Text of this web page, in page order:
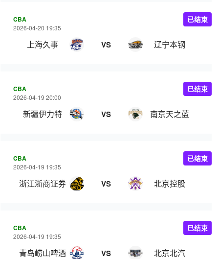
CBA
2026-04-20 19:35
上海久事 VS 辽宁本钢
已结束
CBA
2026-04-19 20:00
新疆伊力特 VS 南京天之蓝
已结束
CBA
2026-04-19 19:35
浙江浙商证券 VS 北京控股
已结束
CBA
2026-04-19 19:35
青岛崂山啤酒 VS 北京北汽
已结束